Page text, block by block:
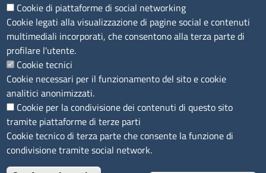
Sito web
Note legali
Privacy policy
Dichiarazione di accessibilità
Redazione
Credits
Accesso riservato
Aziende speciali
© 2023 Camera di Commercio Industria e Agricoltura
Cookie di piattaforme di social networking
Cookie legati alla visualizzazione di pagine social e contenuti
multimediali incorporati, che consentono alla terza parte di
profilare l'utente.
Cookie tecnici
Cookie necessari per il funzionamento del sito e cookie
analitici anonimizzati.
Cookie per la condivisione dei contenuti di questo sito
tramite piattaforme di terze parti
Cookie tecnico di terza parte che consente la funzione di
condivisione tramite social network.